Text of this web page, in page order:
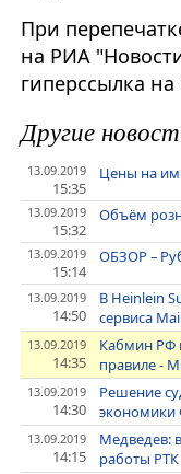
При
на РИА
гиперссылка на
Другие
13.09.2019
15:35
Цены на
13.09.2019
15:32
Объём
13.09.2019
15:14
ОБЗОР –
13.09.2019
14:50
В Heinlein
сервиса
13.09.2019
14:35
Кабмин РФ
правиле -
13.09.2019
14:30
Решение
экономики
13.09.2019
14:15
Медведев:
работы РТК